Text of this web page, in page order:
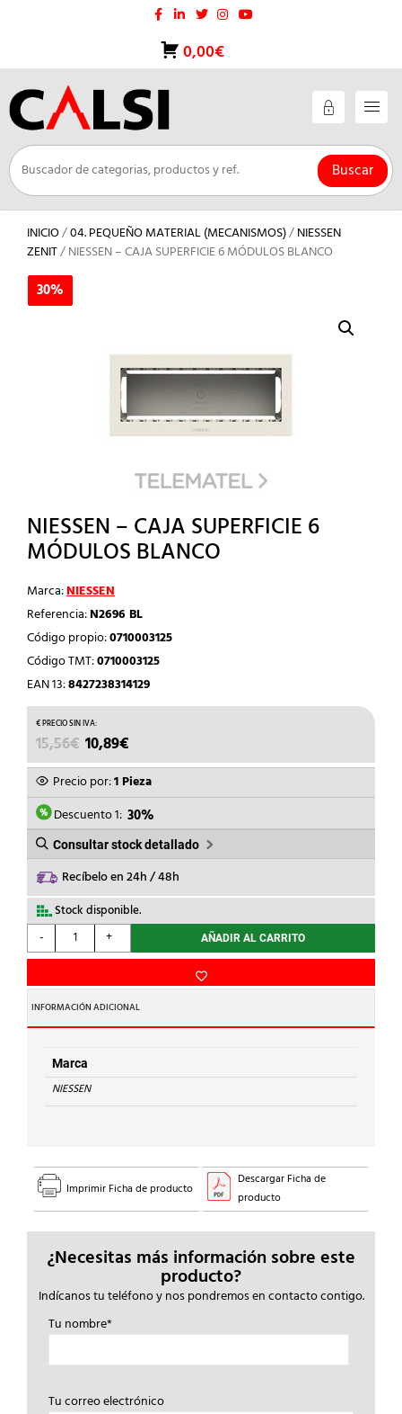
0,00€
Buscar
INICIO/04. PEQUEÑO MATERIAL (MECANISMOS)/NIESSEN
ZENIT/ NIESSEN – CAJA SUPERFICIE 6 MÓDULOS BLANCO
30%
NIESSEN – CAJA SUPERFICIE 6
MÓDULOS BLANCO
Marca:NIESSEN
Referencia:N2696 BL
Código propio:0710003125
Código TMT:0710003125
EAN 13:8427238314129
15,56€ EL
PRECIO
ORIGINAL
ERA:
15,56€.
10,89€
PRECIO
ACTUAL
ES:
10,89€.
Precio por:1 Pieza
Descuento 1: 30%
Consultar stock detallado
Recíbelo en 24h / 48h
Stock disponible.
-
NIESSEN
-
SUPERFICIE
6
MÓDULOS
BLANCO
cantidad
+ AÑADIR AL CARRITO
INFORMACIÓN ADICIONAL
Marca
NIESSEN
30%
Imprimir Ficha de producto
Descargar Ficha de
producto
¿Necesitas más información sobre este
producto?
Indícanos tu teléfono y nos pondremos en contacto contigo.
Tu nombre*
Tu correo electrónico